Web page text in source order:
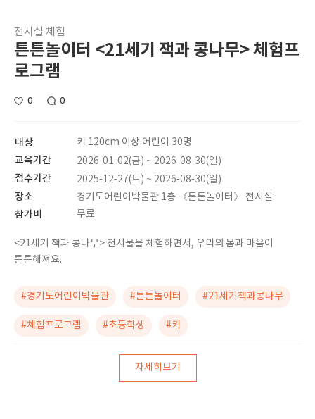
전시실 체험
튼튼놀이터 <21세기 잭과 콩나무> 체험프
로그램
0 0
대상 키 120cm 이상 어린이 30명
교육기간 2026-01-02(금) ~ 2026-08-30(일)
접수기간 2025-12-27(토) ~ 2026-08-30(일)
장소 경기도어린이박물관 1층 《튼튼놀이터》 전시실
참가비 무료
<21세기 잭과 콩나무> 전시물을 체험하면서, 우리의 몸과 마음이
튼튼해져요.
#경기도어린이박물관 #튼튼놀이터 #21세기잭과콩나무
#체험프로그램 #초등학생 #키
자세히보기